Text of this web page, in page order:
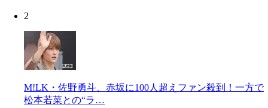
2
M!LK・佐野勇斗、赤坂に100人超えファン殺到！一方で
松本若菜との“ラ…